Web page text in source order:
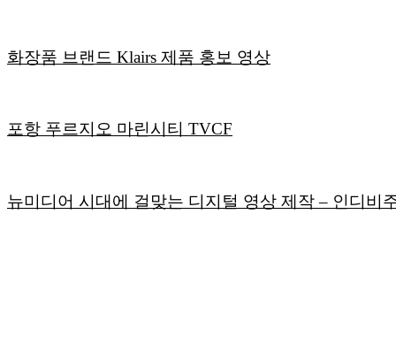
화장품 브랜드 Klairs 제품 홍보 영상
포항 푸르지오 마린시티 TVCF
뉴미디어 시대에 걸맞는 디지털 영상 제작 – 인디비